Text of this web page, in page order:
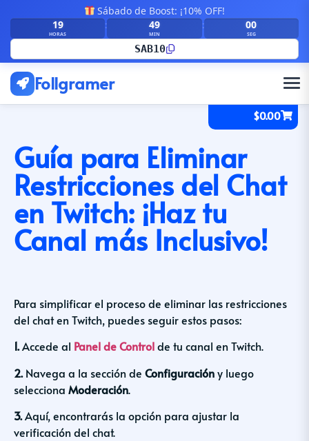
Sábado de Boost: ¡10% OFF!
19
HORAS
: 49
MIN
: 00
SEG
SAB10
Follgramer
$0.00
Guía para Eliminar
Restricciones del Chat
en Twitch: ¡Haz tu
Canal más Inclusivo!
Para simplificar el proceso de eliminar las restricciones
del chat en Twitch, puedes seguir estos pasos:
1.Accede al Panel de Controlde tu canal en Twitch.
2.Navega a la sección de Configuracióny luego
selecciona Moderación.
3.Aquí, encontrarás la opción para ajustar la
verificación del chat.